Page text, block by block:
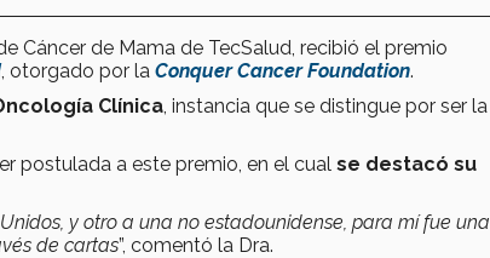
Cáncer de Mama de TecSalud, recibió el premio
, otorgado por la Conquer Cancer Foundation.
Clínica , instancia que se distingue por ser la
postulada a este premio, en el cual se destacó su
y otro a una no estadounidense, para mí fue una
de cartas”, comentó la Dra.